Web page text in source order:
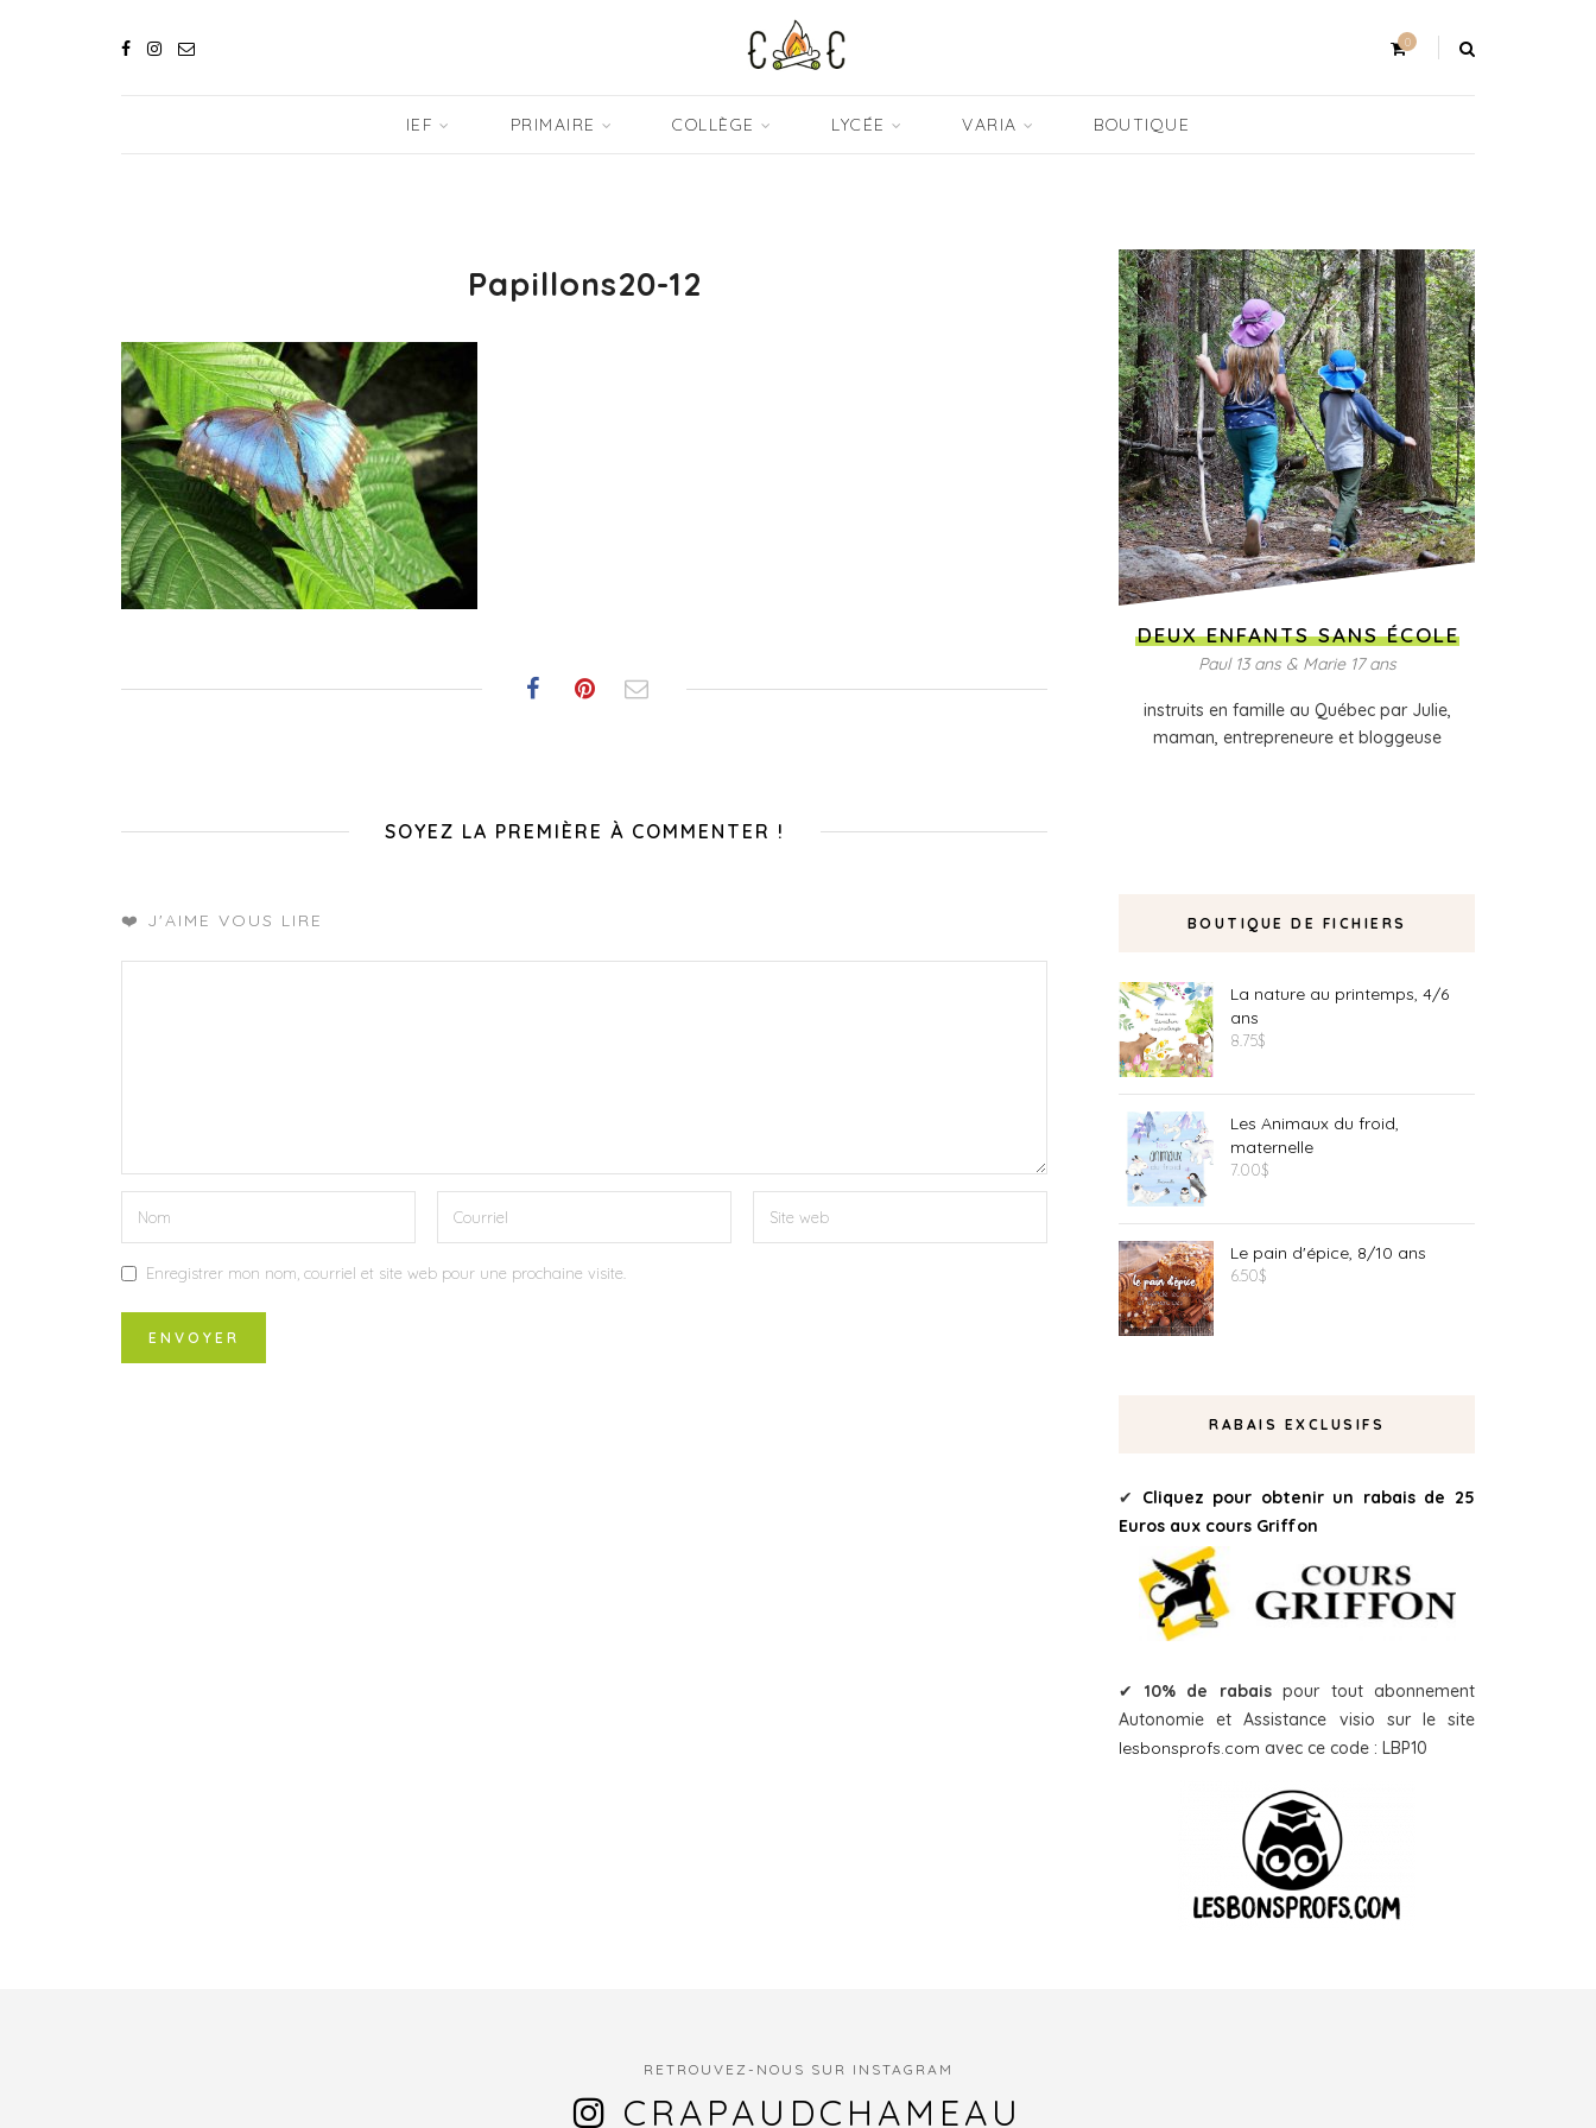
0
IEF PRIMAIRE COLLÈGE LYCÉE VARIA BOUTIQUE
Papillons20-12
SOYEZ LA PREMIÈRE À COMMENTER !
❤️ J'AIME VOUS LIRE
Enregistrer mon nom, courriel et site web pour une prochaine visite.
DEUX ENFANTS SANS ÉCOLE
Paul 13 ans & Marie 17 ans
instruits en famille au Québec par Julie,
maman, entrepreneure et bloggeuse
BOUTIQUE DE FICHIERS
La nature au printemps, 4/6
ans
8.75$
Les Animaux du froid,
maternelle
7.00$
Le pain d'épice, 8/10 ans
6.50$
RABAIS EXCLUSIFS
✔ Cliquez pour obtenir un rabais de 25
Euros aux cours Griffon
✔ 10% de rabaispour tout abonnement
Autonomie et Assistance visio sur le site
lesbonsprofs.com avec ce code : LBP10
RETROUVEZ-NOUS SUR INSTAGRAM
CRAPAUDCHAMEAU